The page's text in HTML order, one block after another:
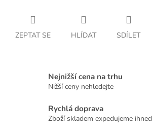
ZEPTAT SE HLÍDAT SDÍLET
Nejnižší cena na trhu
Nižší ceny nehledejte
Rychlá doprava
Zboží skladem expedujeme ihned